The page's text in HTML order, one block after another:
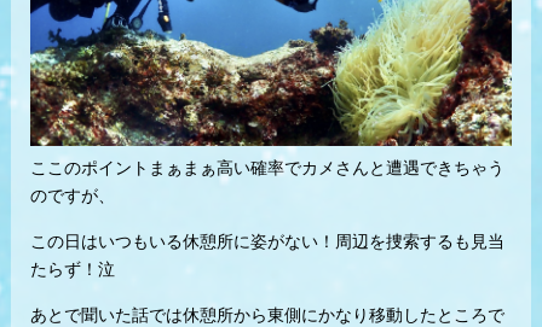
ここのポイントまぁまぁ高い確率でカメさんと遭遇できちゃう
のですが、
この日はいつもいる休憩所に姿がない！周辺を捜索するも見当
たらず！泣
あとで聞いた話では休憩所から東側にかなり移動したところで